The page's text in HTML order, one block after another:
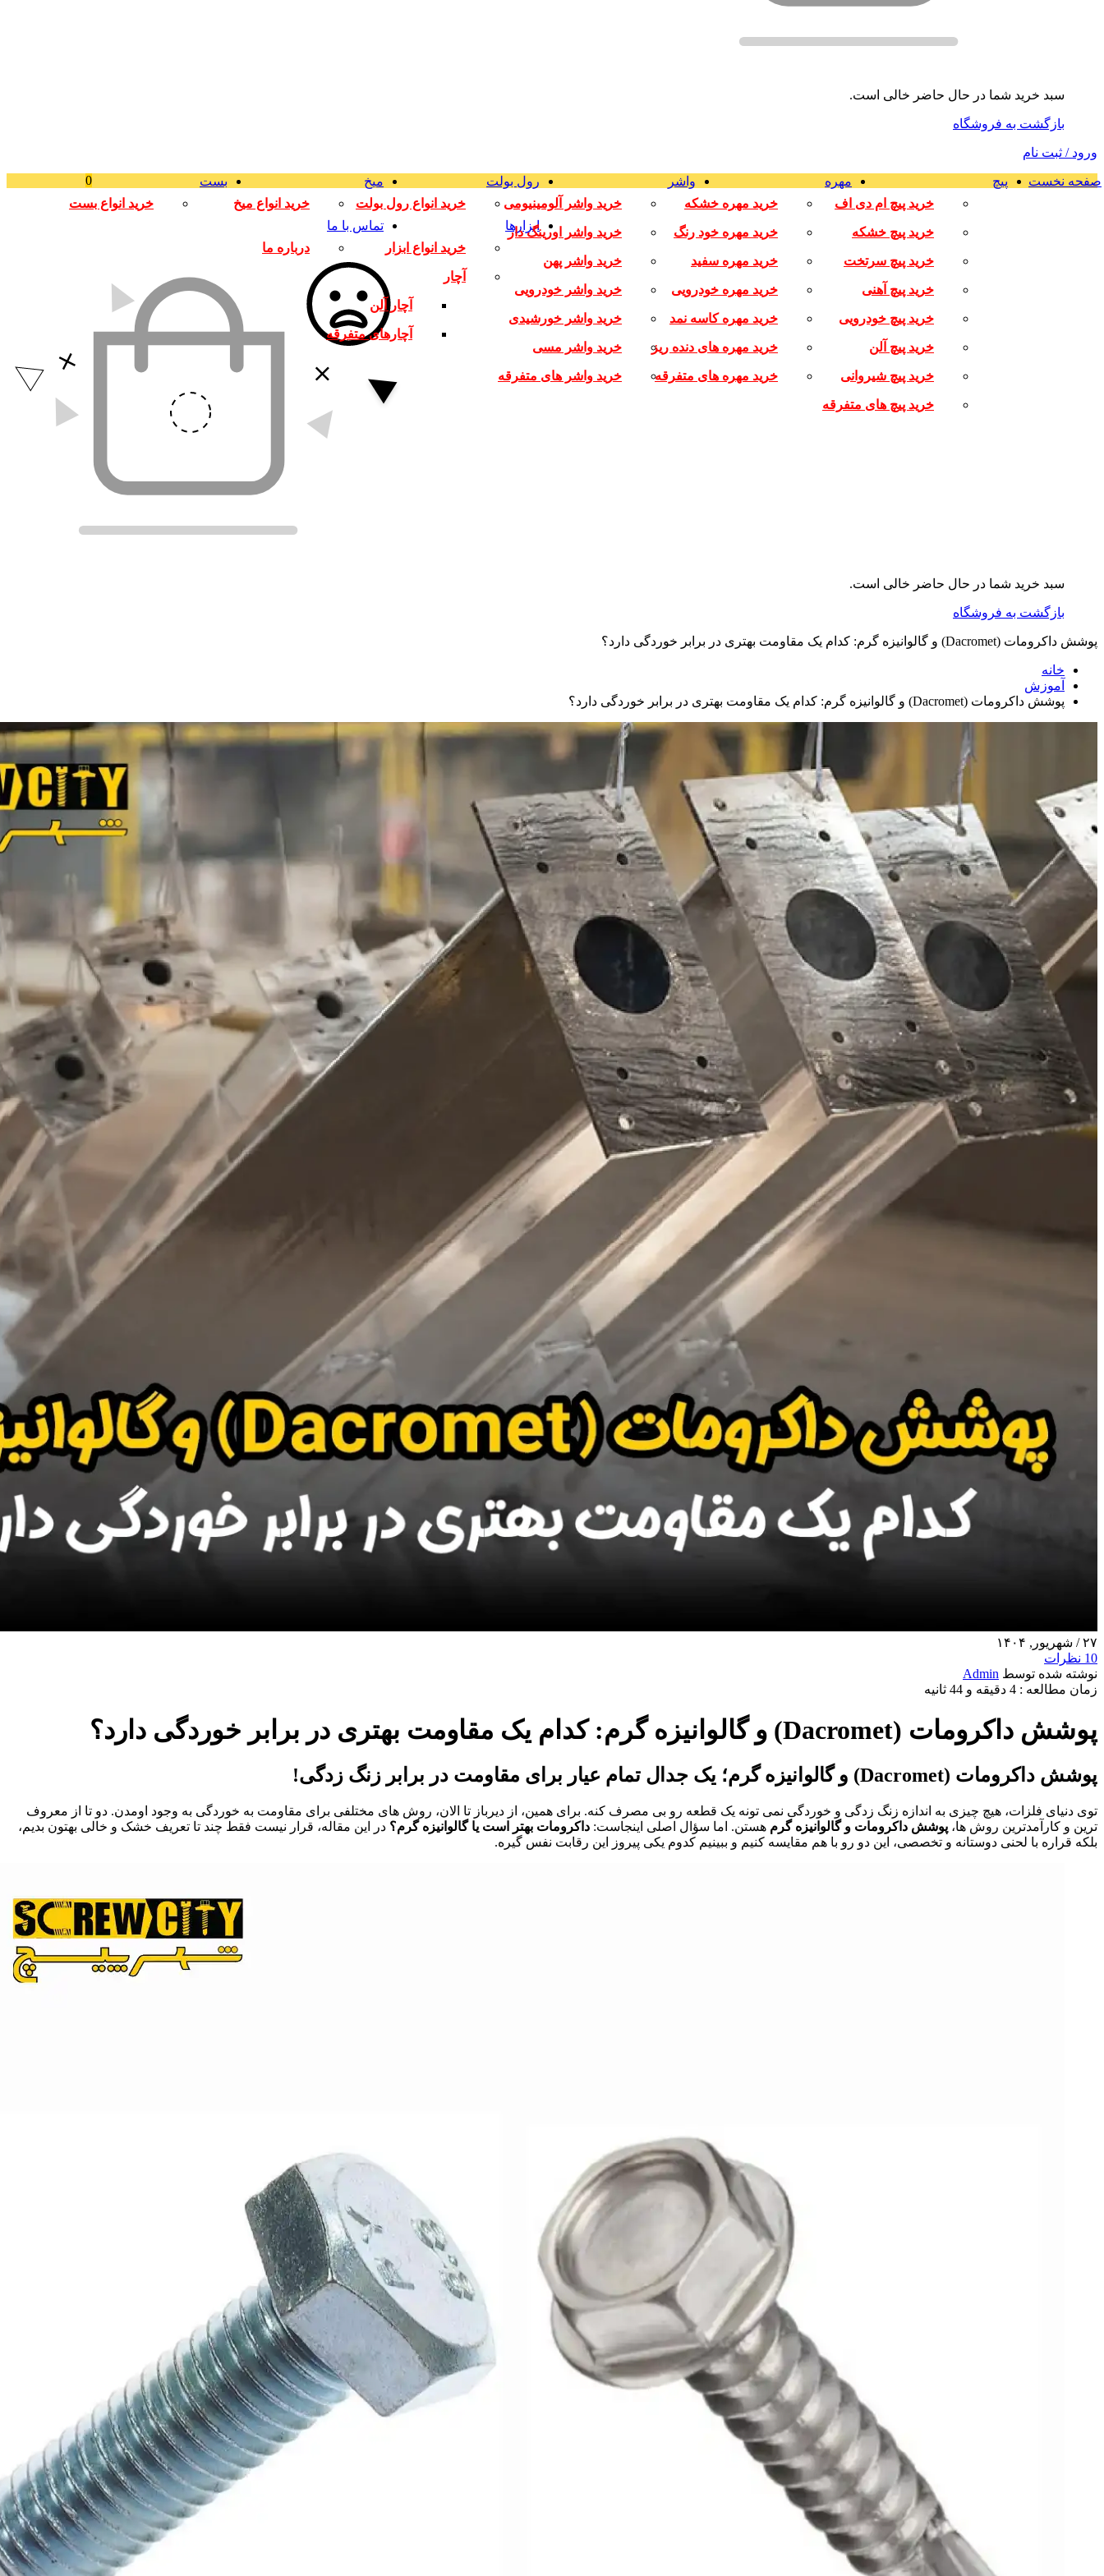
سبد خرید شما در حال حاضر خالی است.
بازگشت به فروشگاه
ورود / ثبت نام
صفحه نخست
پیچ
خرید پیچ ام دی اف
خرید پیچ خشکه
خرید پیچ سرتخت
خرید پیچ آهنی
خرید پیچ خودرویی
خرید پیچ آلن
خرید پیچ شیروانی
خرید پیچ های متفرقه
مهره
خرید مهره خشکه
خرید مهره خود رنگ
خرید مهره سفید
خرید مهره خودرویی
خرید مهره کاسه نمد
خرید مهره های دنده ریز
خرید مهره های متفرقه
واشر
خرید واشر آلومینیومی
خرید واشر اورینگ دار
خرید واشر پهن
خرید واشر خودرویی
خرید واشر خورشیدی
خرید واشر مسی
خرید واشر های متفرقه
رول بولت
خرید انواع رول بولت
میخ
خرید انواع میخ
بست
خرید انواع بست
ابزارها
خرید انواع ابزار
آچار
آچار آلن
آچارهای متفرقه
تماس با ما
درباره ما
0
سبد خرید شما در حال حاضر خالی است.
بازگشت به فروشگاه
پوشش داکرومات (Dacromet) و گالوانیزه گرم: کدام یک مقاومت بهتری در برابر خوردگی دارد؟
خانه
آموزش
پوشش داکرومات (Dacromet) و گالوانیزه گرم: کدام یک مقاومت بهتری در برابر خوردگی دارد؟
۲۷ / شهریور, ۱۴۰۴
10 نظرات
نوشته شده توسط Admin
زمان مطالعه : 4 دقیقه و 44 ثانیه
پوشش داکرومات (Dacromet) و گالوانیزه گرم: کدام یک مقاومت بهتری در برابر خوردگی دارد؟
پوشش داکرومات (Dacromet) و گالوانیزه گرم؛ یک جدال تمام‌ عیار برای مقاومت در برابر زنگ‌ زدگی!
توی دنیای فلزات، هیچ چیزی به اندازه زنگ‌ زدگی و خوردگی نمی‌ تونه یک قطعه رو بی‌ مصرف کنه. برای همین، از دیرباز تا الان، روش‌ های مختلفی برای مقاومت به خوردگی به وجود اومدن. دو تا از معروف‌
ترین و کارآمدترین روش‌ ها، پوشش داکرومات و گالوانیزه گرم هستن. اما سؤال اصلی اینجاست: داکرومات بهتر است یا گالوانیزه گرم؟ در این مقاله، قرار نیست فقط چند تا تعریف خشک و خالی بهتون بدیم،
بلکه قراره با لحنی دوستانه و تخصصی، این دو رو با هم مقایسه کنیم و ببینیم کدوم یکی پیروز این رقابت نفس‌ گیره.